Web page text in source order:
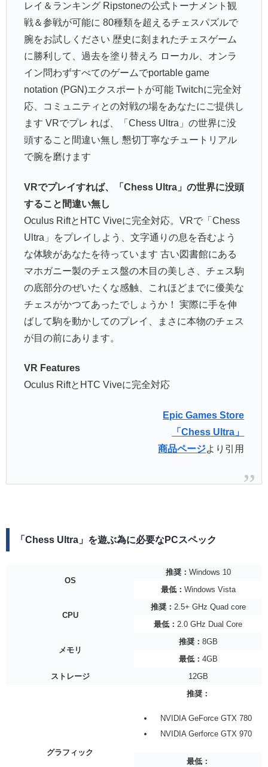
レイ＆ランキング Ripstoneの公式トーナメント観
戦＆参戦が可能に 80種類を超えるチェスパズルで
腕をお試しください 歴史に刻まれたチェスゲーム
に勝利して、過去を塗り替えろ ローカル、オンラ
イン問わずすべてのゲームでportable game
notation (PGN)エクスポートが可能 Twitchに完全対
応、コミュニティとの対戦の場をあなたにご提供し
ます VRでプレ れば、「Chess Ultra」の世界に没
頭すること間違い無し 懇切丁寧なチュートリアル
で腕を磨けます
VRでプレイすれば、「Chess Ultra」の世界に没頭
すること間違い無し
Oculus RiftとHTC Viveに完全対応。VRで「Chess
Ultra」をプレイしよう、文字通りの息を呑むよう
な体験があなたを待っています 古い図書館にある
マホガニー製のチェス盤の木目の美しさ、チェス駒
の底部分のぜいたくな感触、これほどまでに優美な
チェスがかつてあったでしょうか！ 実際に手を伸
ばして駒を動かしてのプレイ、まさに本物のチェス
が目の前にあります。
VR Features
Oculus RiftとHTC Viveに完全対応
Epic Games Store
「Chess Ultra」
商品ページより引用
「Chess Ultra」を遊ぶ為に必要なPCスペック
OS
推奨： Windows 10
最低： Windows Vista
CPU
推奨： 2.5+ GHz Quad core
最低： 2.0 GHz Dual Core
メモリ
推奨： 8GB
最低： 4GB
ストレージ
12GB
グラフィック
推奨：
NVIDIA GeForce GTX 780
NVIDIA Gerforce GTX 970
最低：